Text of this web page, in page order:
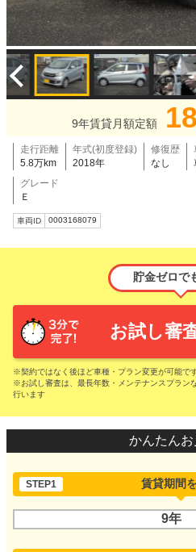
9年賃貸月額定額
走行距離
5.8万km
年式(初度登録)
2018年
修復歴
なし
グレード
Ｅ
車両ID 0003168079
貯金ゼロで
お試し審
※契約ではなく後ほど車種・プラン変更が可能で
※お試し審査は、最長年数・メンテナンスプラン
行います
かんたんお
STEP1 賃貸期間
9年